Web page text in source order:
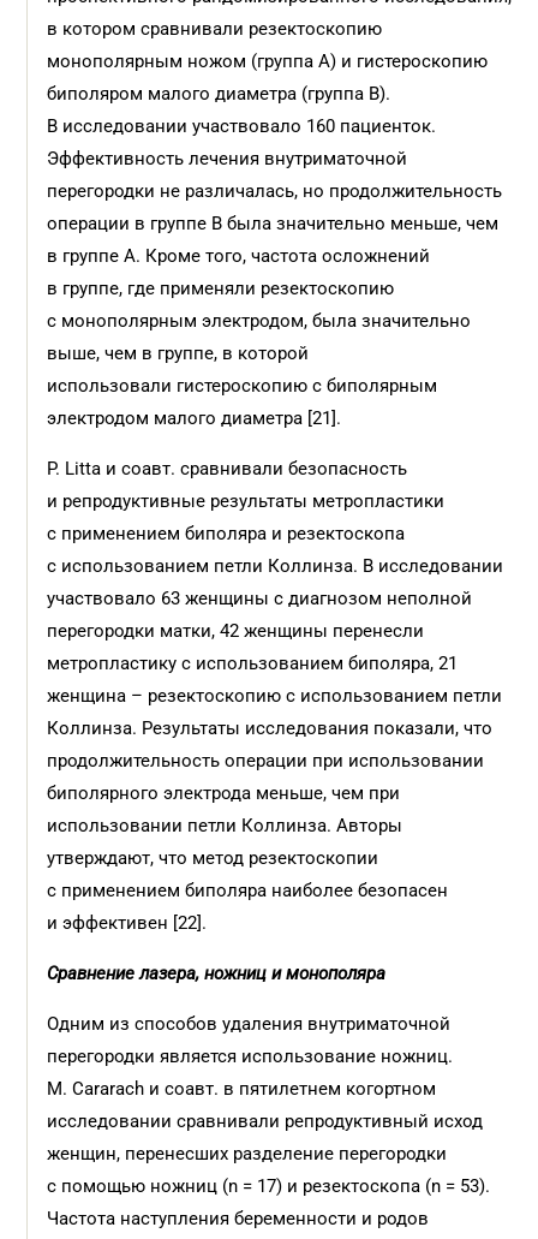
в котором сравнивали резектоскопию
монополярным ножом (группа А) и гистероскопию
биполяром малого диаметра (группа B).
В исследовании участвовало 160 пациенток.
Эффективность лечения внутриматочной
перегородки не различалась, но продолжительность
операции в группе B была значительно меньше, чем
в группе А. Кроме того, частота осложнений
в группе, где применяли резектоскопию
с монополярным электродом, была значительно
выше, чем в группе, в которой
использовали гистероскопию с биполярным
электродом малого диаметра [21].
P. Litta и соавт. сравнивали безопасность
и репродуктивные результаты метропластики
с применением биполяра и резектоскопа
с использованием петли Коллинза. В исследовании
участвовало 63 женщины с диагнозом неполной
перегородки матки, 42 женщины перенесли
метропластику с использованием биполяра, 21
женщина – резектоскопию с использованием петли
Коллинза. Результаты исследования показали, что
продолжительность операции при использовании
биполярного электрода меньше, чем при
использовании петли Коллинза. Авторы
утверждают, что метод резектоскопии
с применением биполяра наиболее безопасен
и эффективен [22].
Сравнение лазера, ножниц и монополяра
Одним из способов удаления внутриматочной
перегородки является использование ножниц.
M. Cararach и соавт. в пятилетнем когортном
исследовании сравнивали репродуктивный исход
женщин, перенесших разделение перегородки
с помощью ножниц (n = 17) и резектоскопа (n = 53).
Час­тота наступления беременности и родов